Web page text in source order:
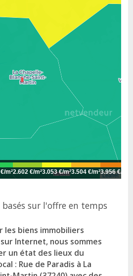
Leaflet
m²2.602 €/m²3.053 €/m²3.504 €/m²3.956 €/m²
basés sur l'offre en temps
les biens immobiliers
Internet, nous sommes
un état des lieux du
: Rue de Paradis à La